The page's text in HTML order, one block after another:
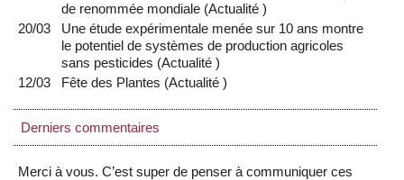
de renommée mondiale (Actualité)
20/03
Une étude expérimentale menée sur 10 ans montre
le potentiel de systèmes de production agricoles
sans pesticides (Actualité)
12/03
Fête des Plantes (Actualité)
Derniers commentaires
Merci à vous. C’est super de penser à communiquer ces